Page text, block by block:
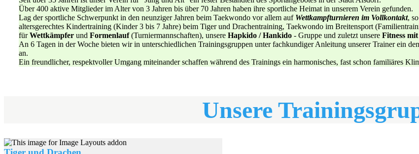
Über 400 aktive Mitglieder im Alter von 3 Jahren bis über 70 Jahren haben ihre sportliche Heimat in unserem Verein gefunden.
Lag der sportliche Schwerpunkt in den neunziger Jahren beim Taekwondo vor allem auf Wettkampfturnieren im Vollkontakt,
altersgerechtes Kindertraining (Kinder 3 bis 7 Jahre) beim Tiger und Drachentraining, Taekwondo im Breitensport
fürWettkämpfer und Formenlauf(Turniermannschaften), unsere Hapkido / Hankido - Gruppe und zuletzt unsere Fitness
An 6 Tagen in der Woche bieten wir in unterschiedlichen Trainingsgruppen unter fachkundiger Anleitung unserer Trainer ein
an.
Ein freundlicher, respektvoller Umgang miteinander schaffen während des Trainings ein harmonisches, fast schon familiäres
Unsere